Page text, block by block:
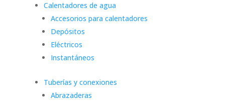
Calentadores de agua
Accesorios para calentadores
Depósitos
Eléctricos
Instantáneos
Tuberías y conexiones
Abrazaderas